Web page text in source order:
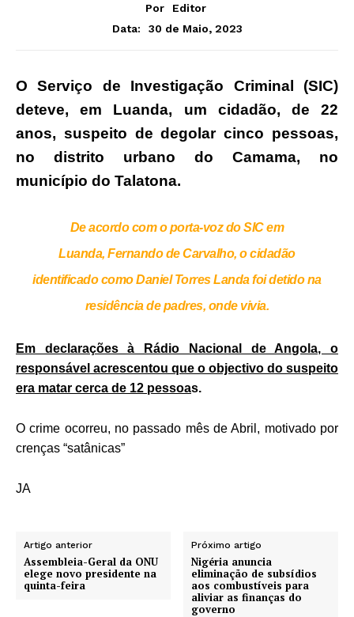
Por
Editor
Data:
30 de Maio, 2023
O Serviço de Investigação Criminal (SIC)
deteve, em Luanda, um cidadão, de 22
anos, suspeito de degolar cinco pessoas,
no distrito urbano do Camama, no
município do Talatona.
De acordo com o porta-voz do SIC em
Luanda, Fernando de Carvalho, o cidadão
identificado como Daniel Torres Landa foi detido na
residência de padres, onde vivia.
Em declarações à Rádio Nacional de Angola, o
responsável acrescentou que o objectivo do suspeito
era matar cerca de 12 pessoas.
O crime ocorreu, no passado mês de Abril, motivado por
crenças “satânicas”
JA
Artigo anterior
Assembleia-Geral da ONU
elege novo presidente na
quinta-feira
Próximo artigo
Nigéria anuncia
eliminação de subsídios
aos combustíveis para
aliviar as finanças do
governo